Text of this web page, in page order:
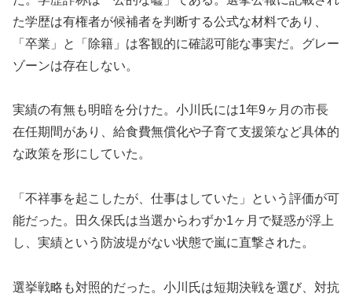
た学歴は有権者が候補者を判断する公式な材料であり、
「卒業」と「除籍」は客観的に確認可能な事実だ。グレー
ゾーンは存在しない。
実績の有無も明暗を分けた。小川氏には1年9ヶ月の市長
在任期間があり、給食費無償化や子育て支援策など具体的
な政策を形にしていた。
「不祥事を起こしたが、仕事はしていた」という評価が可
能だった。田久保氏は当選からわずか1ヶ月で疑惑が浮上
し、実績という防波堤がない状態で嵐に直撃された。
選挙戦略も対照的だった。小川氏は短期決戦を選び、対抗